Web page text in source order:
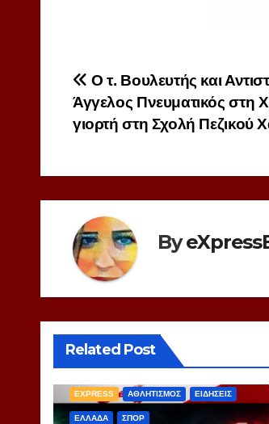
Πλοήγηση
άρθρων
Ο τ. Βουλευτής και
Άγγελος Πνευματικός στη
γιορτή στη Σχολή Πεζικού
By
Related Post
EXPRESS ΑΘΛΗΤΙΣΜΟΣ ΕΙΔΗΣΕΙΣ
ΕΛΛΑΔΑ ΣΠΟΡ